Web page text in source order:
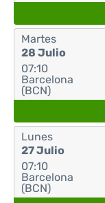
Martes
28 Julio
07:10
Barcelona
(BCN)
Lunes
27 Julio
07:10
Barcelona
(BCN)